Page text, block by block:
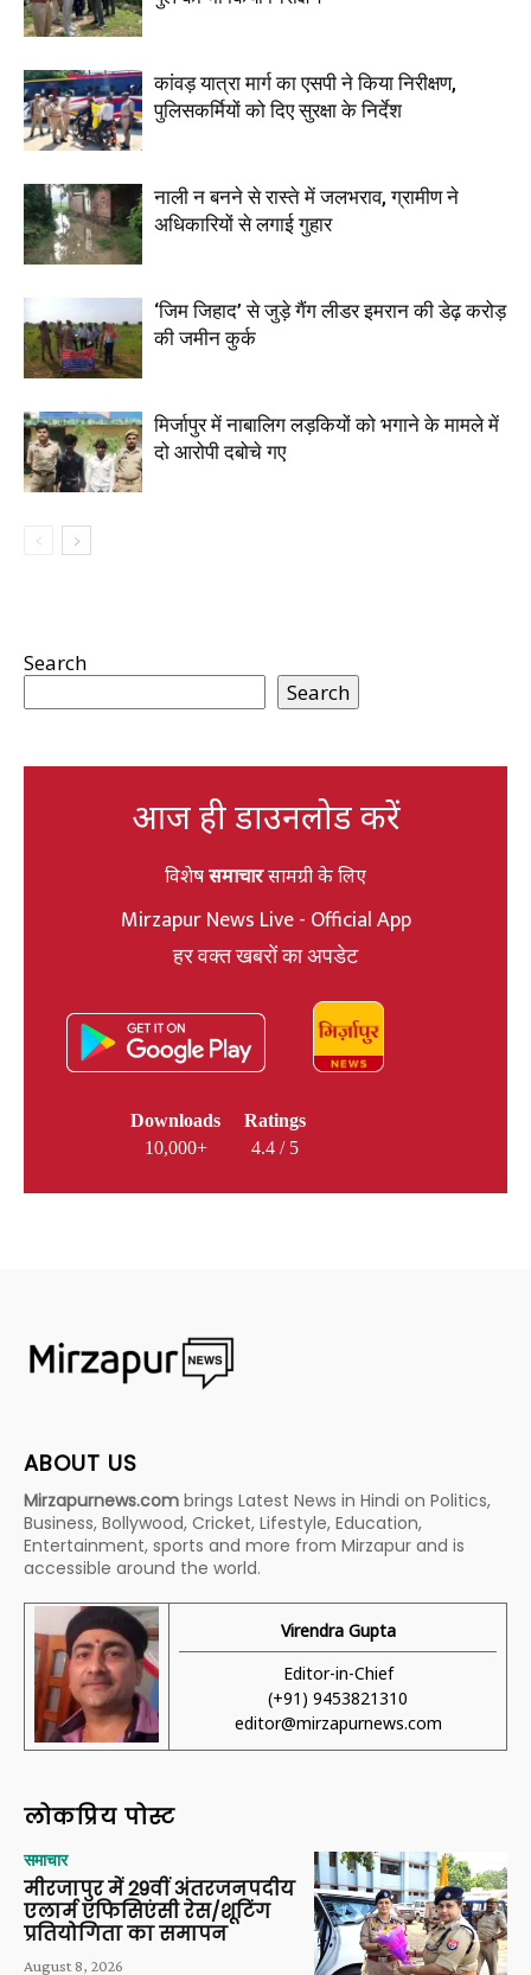
कांवड़ यात्रा मार्ग का एसपी ने किया निरीक्षण,
पुलिसकर्मियों को दिए सुरक्षा के निर्देश
नाली न बनने से रास्ते में जलभराव, ग्रामीण ने
अधिकारियों से लगाई गुहार
‘जिम जिहाद’ से जुड़े गैंग लीडर इमरान की डेढ़ करोड़
की जमीन कुर्क
मिर्जापुर में नाबालिग लड़कियों को भगाने के मामले में
दो आरोपी दबोचे गए
Search
Search
आज ही डाउनलोड करें
विशेषसमाचारसामग्री के लिए
Mirzapur News Live - Official App
हर वक्त खबरों का अपडेट
Downloads
10,000+
Ratings
4.4 / 5
ABOUT US
Mirzapurnews.com brings Latest News in Hindi on Politics,
Business, Bollywood, Cricket, Lifestyle, Education,
Entertainment, sports and more from Mirzapur and is
accessible around the world.
Virendra Gupta
Editor-in-Chief
(+91) 9453821310
editor@mirzapurnews.com
लोकप्रिय पोस्ट
समाचार
मीरजापुर में 29वीं अंतरजनपदीय
एलार्म एफिसिएंसी रेस/शूटिंग
प्रतियोगिता का समापन
August 8, 2026